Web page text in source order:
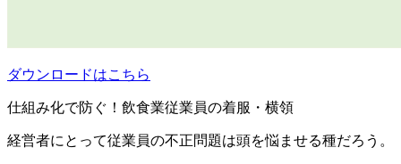
ダウンロードはこちら
仕組み化で防ぐ！飲食業従業員の着服・横領
経営者にとって従業員の不正問題は頭を悩ませる種だろう。